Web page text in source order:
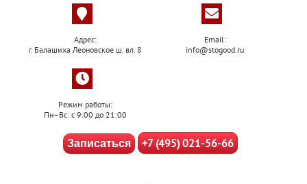
Адрес:
г. Балашиха Леоновское ш. вл. 8
Email:
info@stogood.ru
Режим работы:
Пн–Вс: с 9:00 до 21:00
Записаться +7 (495) 021-56-66